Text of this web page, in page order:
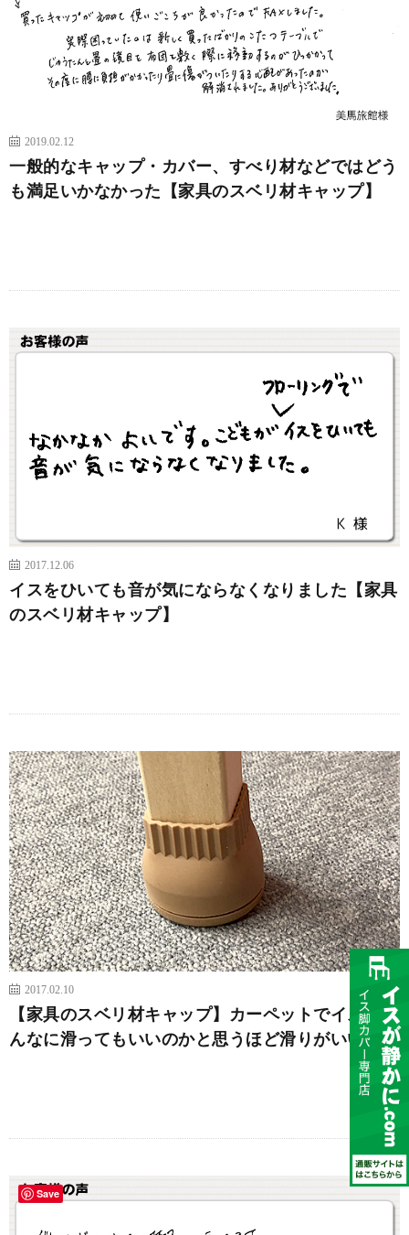
2019.02.12
一般的なキャップ・カバー、すべり材などではどう
も満足いかなかった【家具のスベリ材キャップ】
2017.12.06
イスをひいても音が気にならなくなりました【家具
のスベリ材キャップ】
2017.02.10
【家具のスベリ材キャップ】カーペットでイスがこ
んなに滑ってもいいのかと思うほど滑りがいい
続きを読む
Save